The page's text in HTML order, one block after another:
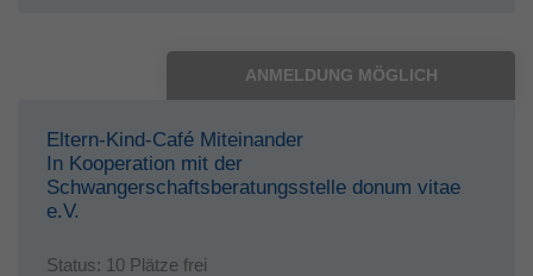
ANMELDUNG MÖGLICH
Eltern-Kind-Café Miteinander
In Kooperation mit der
Schwangerschaftsberatungsstelle donum vitae
e.V.
Status: 10 Plätze frei